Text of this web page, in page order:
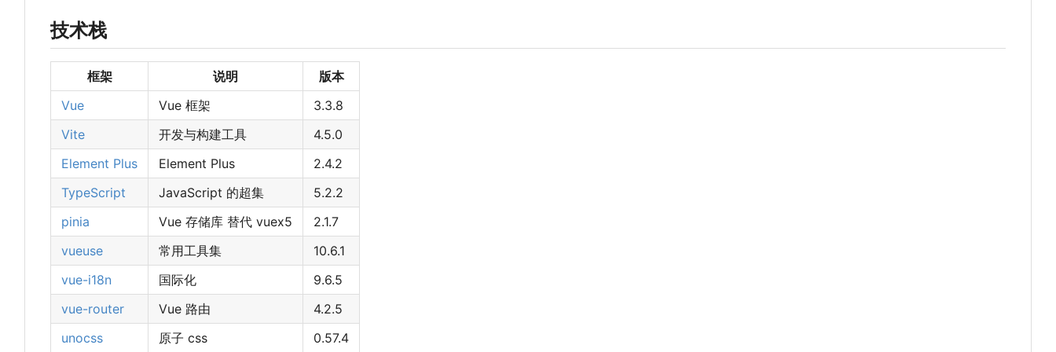
技术栈
框架 说明
版本
Vue
Vue 框架
3.3.8
Vite
开发与构建工具
4.5.0
Element Plus
Element Plus
2.4.2
TypeScript
JavaScript 的超集
5.2.2
pinia
Vue 存储库 替代 vuex5
2.1.7
vueuse
常用工具集
10.6.1
vue-i18n
国际化
9.6.5
vue-router
Vue 路由
4.2.5
unocss
原子 css 0.57.4